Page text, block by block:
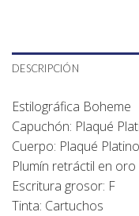
DESCRIPCIÓN
Estilográfica Boheme
Capuchón: Plaqué
Cuerpo: Plaqué
Plumín retráctil en oro
Escritura grosor: F
Tinta: Cartuchos